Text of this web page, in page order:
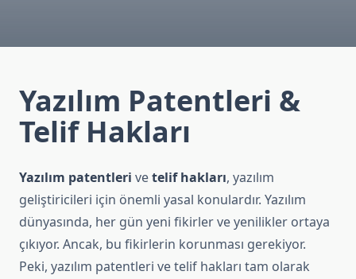
Yazılım Patentleri &
Telif Hakları
Yazılım patentleri vetelif hakları, yazılım
geliştiricileri için önemli yasal konulardır. Yazılım
dünyasında, her gün yeni fikirler ve yenilikler ortaya
çıkıyor. Ancak, bu fikirlerin korunması gerekiyor.
Peki, yazılım patentleri ve telif hakları tam olarak